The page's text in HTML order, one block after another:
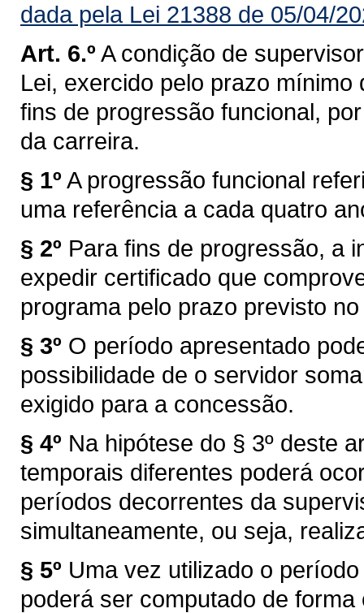
dada pela Lei 21388 de 05/04/
Art. 6.º A condição de
Lei, exercido pelo prazo
fins de progressão funcional,
da carreira.
§ 1º A progressão funcional
uma referência a cada quatro
§ 2º Para fins de progressão, a
expedir certificado que
programa pelo prazo previsto
§ 3º O período apresentado
possibilidade de o servidor
exigido para a concessão.
§ 4º Na hipótese do § 3º deste
temporais diferentes poderá
períodos decorrentes da
simultaneamente, ou seja,
§ 5º Uma vez utilizado o
poderá ser computado de